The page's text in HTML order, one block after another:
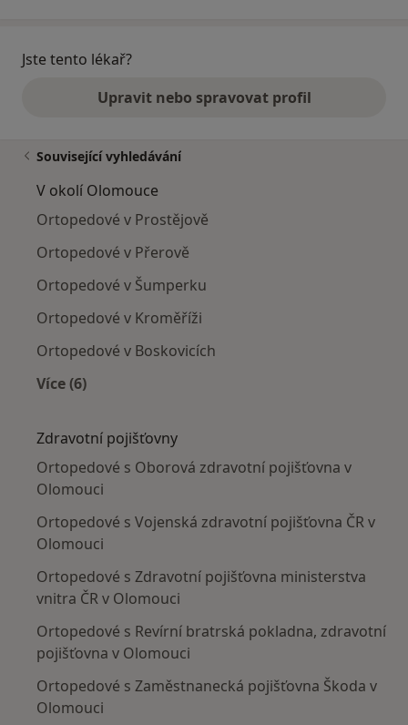
Jste tento lékař?
Upravit nebo spravovat profil
Související vyhledávání
V okolí Olomouce
Ortopedové v Prostějově
Ortopedové v Přerově
Ortopedové v Šumperku
Ortopedové v Kroměříži
Ortopedové v Boskovicích
Více (6)
Zdravotní pojišťovny
Ortopedové s Oborová zdravotní pojišťovna v
Olomouci
Ortopedové s Vojenská zdravotní pojišťovna ČR v
Olomouci
Ortopedové s Zdravotní pojišťovna ministerstva
vnitra ČR v Olomouci
Ortopedové s Revírní bratrská pokladna, zdravotní
pojišťovna v Olomouci
Ortopedové s Zaměstnanecká pojišťovna Škoda v
Olomouci